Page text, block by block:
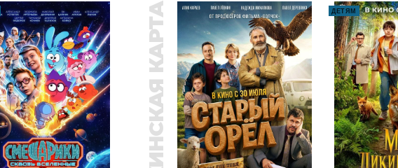
ПУШКИНСКАЯ КАРТА ДЕТЯМ